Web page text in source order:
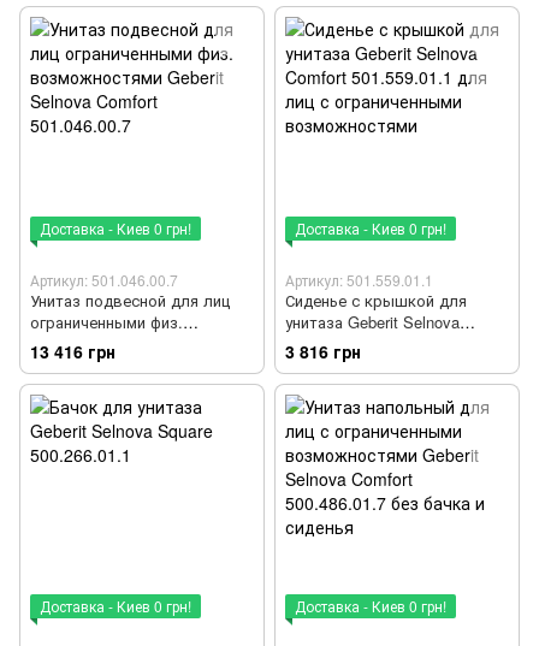
Доставка - Киев 0 грн!
Артикул: 501.046.00.7
Унитаз подвесной для лиц
ограниченными физ.
возможностями Geberit
Selnova Comfort 501.046.00.7
13 416 грн
Доставка - Киев 0 грн!
Артикул: 501.559.01.1
Сиденье с крышкой для
унитаза Geberit Selnova
Comfort 501.559.01.1 для лиц
с ограниченными
возможностями
3 816 грн
Доставка - Киев 0 грн! Доставка - Киев 0 грн!